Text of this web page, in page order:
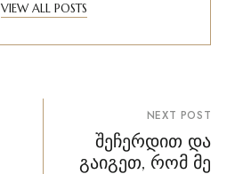
VIEW ALL POSTS
NEXT POST
შეჩერდით და
გაიგეთ, რომ მე